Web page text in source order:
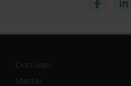
Dottorati
Master